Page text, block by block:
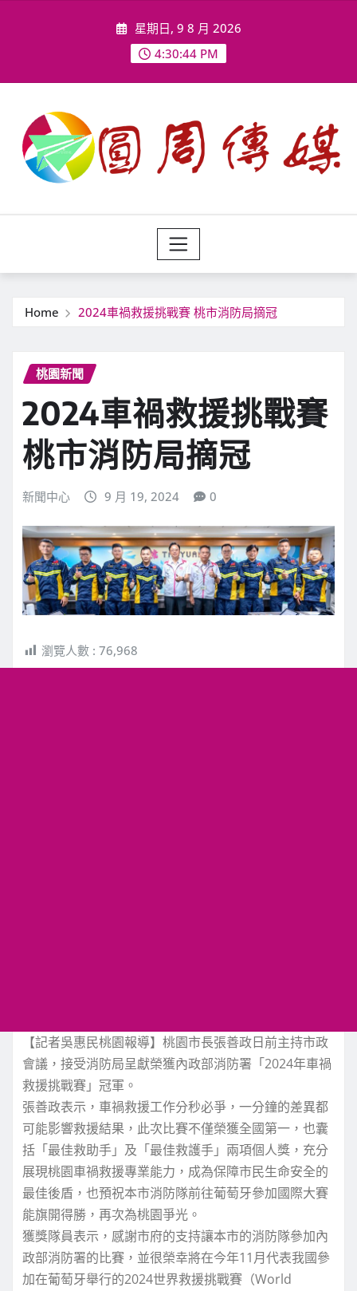
星期日, 9 8 月 2026
4:30:46 PM
Home 2024車禍救援挑戰賽 桃市消防局摘冠
桃園新聞
2024車禍救援挑戰賽
桃市消防局摘冠
新聞中心 9 月 19, 2024 0
瀏覽人數 : 76,968
【記者吳惠民桃園報導】桃園市長張善政日前主持市政
會議，接受消防局呈獻榮獲內政部消防署「2024年車禍
救援挑戰賽」冠軍。
張善政表示，車禍救援工作分秒必爭，一分鐘的差異都
可能影響救援結果，此次比賽不僅榮獲全國第一，也囊
括「最佳救助手」及「最佳救護手」兩項個人獎，充分
展現桃園車禍救援專業能力，成為保障市民生命安全的
最佳後盾，也預祝本市消防隊前往葡萄牙參加國際大賽
能旗開得勝，再次為桃園爭光。
獲獎隊員表示，感謝市府的支持讓本市的消防隊參加內
政部消防署的比賽，並很榮幸將在今年11月代表我國參
加在葡萄牙舉行的2024世界救援挑戰賽（World